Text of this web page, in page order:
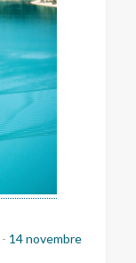
- 14 novembre